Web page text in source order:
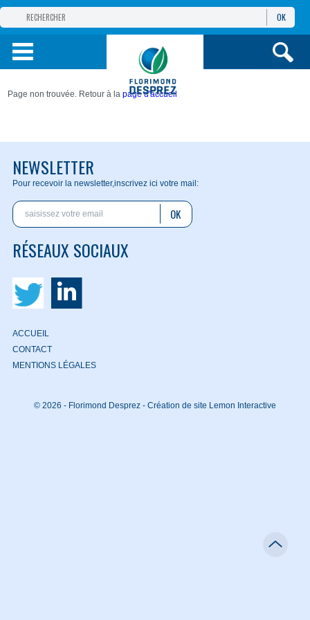
GROUPE
PRODUITS
OK
Page non trouvée. Retour à lapage d'accueil
NEWSLETTER
Pour recevoir la newsletter,inscrivez ici votre mail:
OK
RÉSEAUX SOCIAUX
ACCUEIL
CONTACT
MENTIONS LÉGALES
© 2026 - Florimond Desprez - Création de site Lemon Interactive